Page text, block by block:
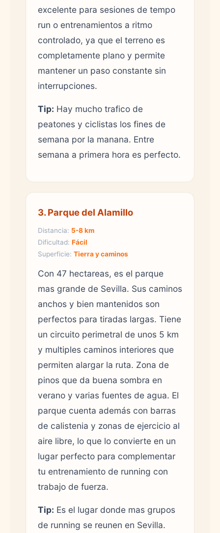
excelente para sesiones de tempo
run o entrenamientos a ritmo
controlado, ya que el terreno es
completamente plano y permite
mantener un paso constante sin
interrupciones.
Tip: Hay mucho trafico de
peatones y ciclistas los fines de
semana por la manana. Entre
semana a primera hora es perfecto.
3. Parque del Alamillo
Distancia: 5-8 km
Dificultad: Fácil
Superficie: Tierra y caminos
Con 47 hectareas, es el parque
mas grande de Sevilla. Sus caminos
anchos y bien mantenidos son
perfectos para tiradas largas. Tiene
un circuito perimetral de unos 5 km
y multiples caminos interiores que
permiten alargar la ruta. Zona de
pinos que da buena sombra en
verano y varias fuentes de agua. El
parque cuenta además con barras
de calistenia y zonas de ejercicio al
aire libre, lo que lo convierte en un
lugar perfecto para complementar
tu entrenamiento de running con
trabajo de fuerza.
Tip: Es el lugar donde mas grupos
de running se reunen en Sevilla.